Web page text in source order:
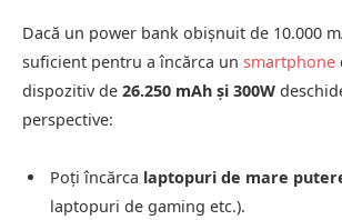
Dacă un power bank obișnuit de 10.000
suficient pentru a încărca un smartphone
dispozitiv de 26.250 mAh și 300W
perspective:
Poți încărca laptopuri de mare
laptopuri de gaming etc.).